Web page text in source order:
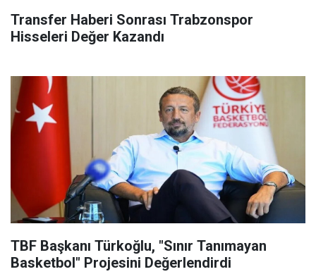
Transfer Haberi Sonrası Trabzonspor
Hisseleri Değer Kazandı
TBF Başkanı Türkoğlu, "Sınır Tanımayan
Basketbol" Projesini Değerlendirdi